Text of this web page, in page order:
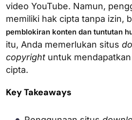
video YouTube. Namun,
memiliki hak cipta tanpa izin,
pemblokiran konten dan tuntutan
itu, Anda memerlukan situs
copyright untuk
cipta.
Key Takeaways